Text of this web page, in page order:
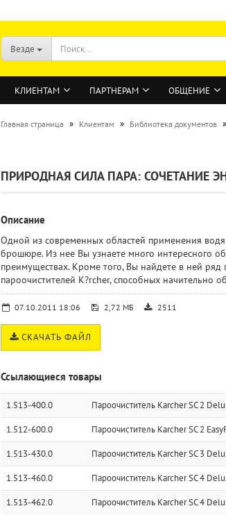
Везде
КЛИЕНТАМ ПАРТНЕРАМ ОБЩЕНИЕ
Главная страница » Клиентам » Библиотека документов »
ПРИРОДНАЯ СИЛА ПАРА: СОЧЕТАНИЕ
Описание
Одной из современных областей применения
брошюре. Из нее Вы узнаете много интересного
преимуществах. Кроме того, Вы найдете в ней
пароочистителей K?rcher, способных начительно
07.10.2011 18:06 2,72 МБ 2511
СКАЧАТЬ ФАЙЛ
Ссылающиеся товары
1.513-400.0 Пароочиститель Karcher SC 2
1.512-600.0 Пароочиститель Karcher SC 2
1.513-430.0 Пароочиститель Karcher SC 3
1.513-460.0 Пароочиститель Karcher SC 4
1.513-462.0 Пароочиститель Karcher SC 4